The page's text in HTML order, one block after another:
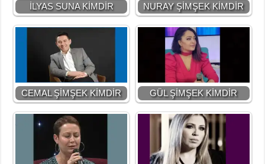
İLYAS SUNA KİMDİR NURAY ŞİMŞEK KİMDİR
CEMAL ŞİMŞEK KİMDİR GÜL ŞİMŞEK KİMDİR